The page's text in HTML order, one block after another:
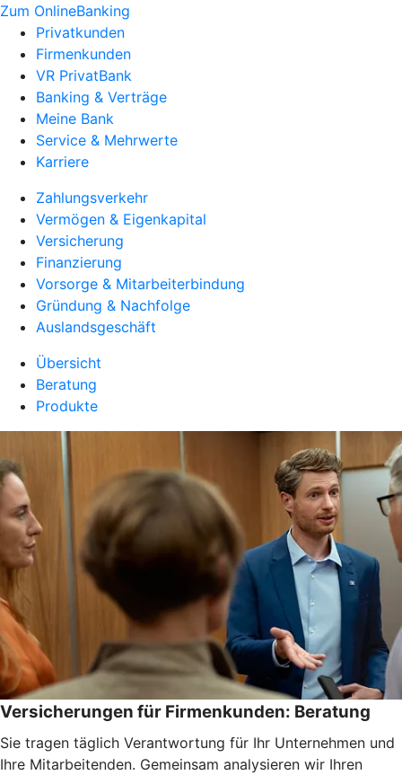
Zum OnlineBanking
Privatkunden
Firmenkunden
VR PrivatBank
Banking & Verträge
Meine Bank
Service & Mehrwerte
Karriere
Zahlungsverkehr
Vermögen & Eigenkapital
Versicherung
Finanzierung
Vorsorge & Mitarbeiterbindung
Gründung & Nachfolge
Auslandsgeschäft
Übersicht
Beratung
Produkte
Versicherungen für Firmenkunden: Beratung
Sie tragen täglich Verantwortung für Ihr Unternehmen und
Ihre Mitarbeitenden. Gemeinsam analysieren wir Ihren